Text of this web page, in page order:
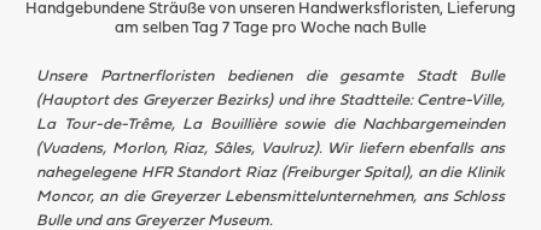
Handgebundene Sträuße von unseren Handwerksfloristen, Lieferung
am selben Tag 7 Tage pro Woche nach Bulle
Unsere Partnerfloristen bedienen die gesamte Stadt Bulle
(Hauptort des Greyerzer Bezirks) und ihre Stadtteile: Centre-Ville,
La Tour-de-Trême, La Bouillière sowie die Nachbargemeinden
(Vuadens, Morlon, Riaz, Sâles, Vaulruz). Wir liefern ebenfalls ans
nahegelegene HFR Standort Riaz (Freiburger Spital), an die Klinik
Moncor, an die Greyerzer Lebensmittelunternehmen, ans Schloss
Bulle und ans Greyerzer Museum.